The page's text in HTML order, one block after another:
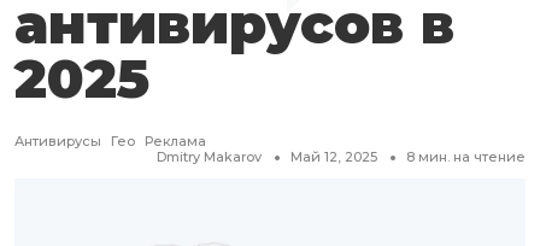
антивирусов в
2025
Антивирусы Гео
Реклама
Dmitry Makarov
Май 12, 2025 8 мин. на чтение